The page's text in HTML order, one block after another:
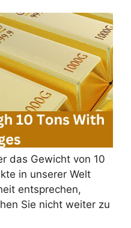
das Gewicht von 10
in unserer Welt
entsprechen,
Sie nicht weiter zu